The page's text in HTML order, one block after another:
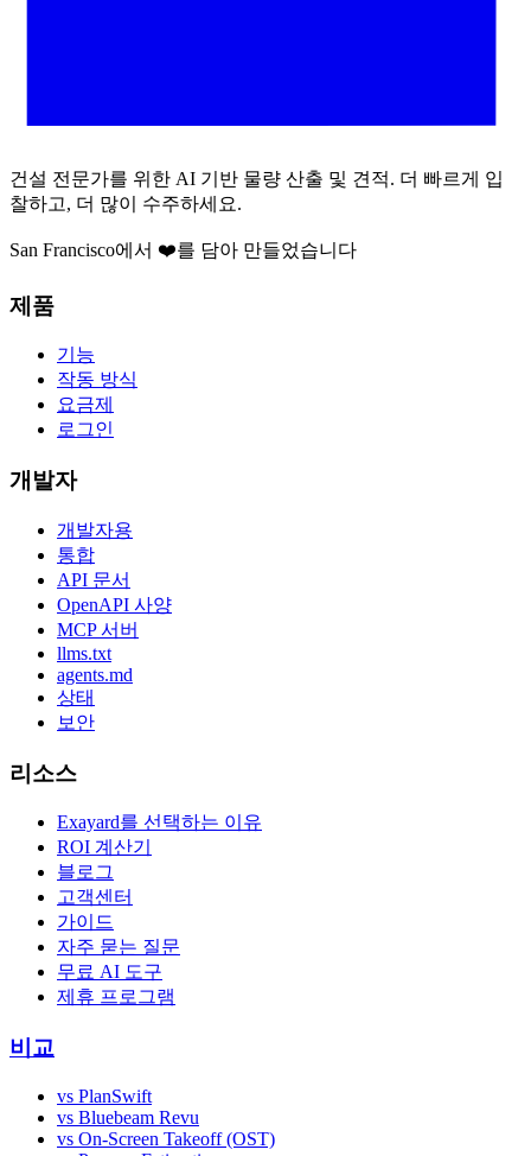
건설 전문가를 위한 AI 기반 물량 산출 및 견적. 더 빠르게 입
찰하고, 더 많이 수주하세요.
San Francisco에서 ❤️를 담아 만들었습니다
제품
기능
작동 방식
요금제
로그인
개발자
개발자용
통합
API 문서
OpenAPI 사양
MCP 서버
llms.txt
agents.md
상태
보안
리소스
Exayard를 선택하는 이유
ROI 계산기
블로그
고객센터
가이드
자주 묻는 질문
무료 AI 도구
제휴 프로그램
비교
vs PlanSwift
vs Bluebeam Revu
vs On-Screen Takeoff (OST)